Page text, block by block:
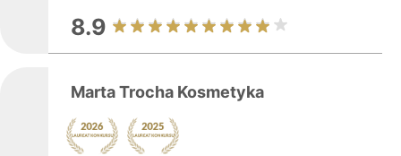
8.9
Marta Trocha Kosmetyka